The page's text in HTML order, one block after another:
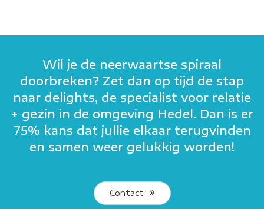
Wil je de neerwaartse spiraal
doorbreken? Zet dan op tijd de stap
naar delights, de specialist voor relatie
+ gezin in de omgeving Hedel. Dan is er
75% kans dat jullie elkaar terugvinden
en samen weer gelukkig worden!
Contact